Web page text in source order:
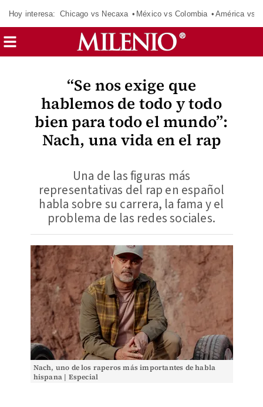
Hoy interesa: Chicago vs Necaxa México vs Colombia América vs
“Se nos exige que
hablemos de todo y todo
bien para todo el mundo”:
Nach, una vida en el rap
Una de las figuras más
representativas del rap en español
habla sobre su carrera, la fama y el
problema de las redes sociales.
Nach, uno de los raperos más importantes de habla
hispana | Especial